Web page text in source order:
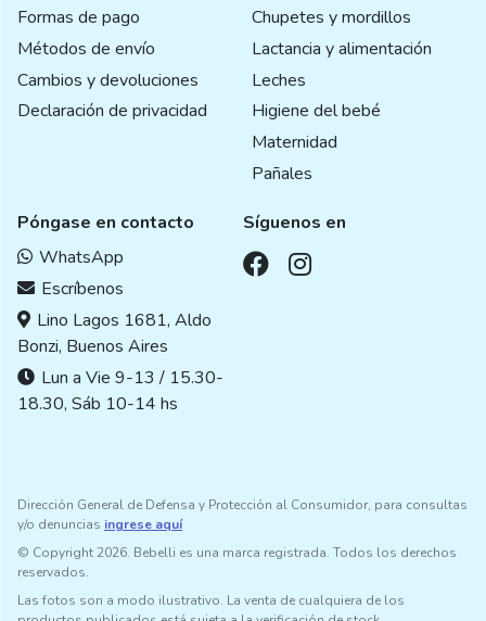
Formas de pago
Métodos de envío
Cambios y devoluciones
Declaración de privacidad
Chupetes y mordillos
Lactancia y alimentación
Leches
Higiene del bebé
Maternidad
Pañales
Póngase en contacto
WhatsApp
Escríbenos
Lino Lagos 1681, Aldo
Bonzi, Buenos Aires
Lun a Vie 9-13 / 15.30-
18.30, Sáb 10-14 hs
Síguenos en
Dirección General de Defensa y Protección al Consumidor, para consultas
y/o denuncias ingrese aquí
© Copyright 2026. Bebelli es una marca registrada. Todos los derechos
reservados.
Las fotos son a modo ilustrativo. La venta de cualquiera de los